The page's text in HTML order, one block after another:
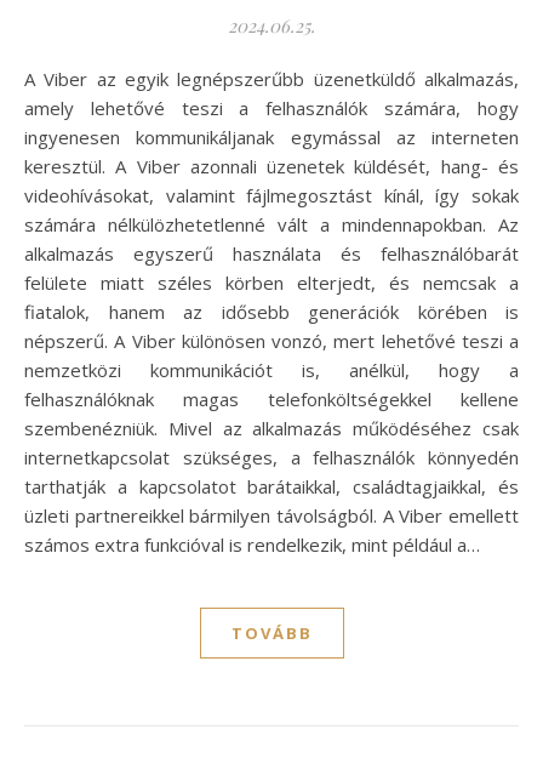
2024.06.25.
A Viber az egyik legnépszerűbb üzenetküldő alkalmazás,
amely lehetővé teszi a felhasználók számára, hogy
ingyenesen kommunikáljanak egymással az interneten
keresztül. A Viber azonnali üzenetek küldését, hang- és
videohívásokat, valamint fájlmegosztást kínál, így sokak
számára nélkülözhetetlenné vált a mindennapokban. Az
alkalmazás egyszerű használata és felhasználóbarát
felülete miatt széles körben elterjedt, és nemcsak a
fiatalok, hanem az idősebb generációk körében is
népszerű. A Viber különösen vonzó, mert lehetővé teszi a
nemzetközi kommunikációt is, anélkül, hogy a
felhasználóknak magas telefonköltségekkel kellene
szembenézniük. Mivel az alkalmazás működéséhez csak
internetkapcsolat szükséges, a felhasználók könnyedén
tarthatják a kapcsolatot barátaikkal, családtagjaikkal, és
üzleti partnereikkel bármilyen távolságból. A Viber emellett
számos extra funkcióval is rendelkezik, mint például a…
TOVÁBB